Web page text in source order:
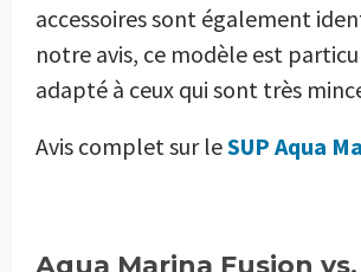
accessoires sont également
notre avis, ce modèle est
adapté à ceux qui sont très
Avis complet sur leSUP Aqua